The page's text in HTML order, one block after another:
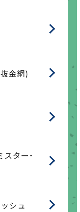
金網)
スター･
シュ